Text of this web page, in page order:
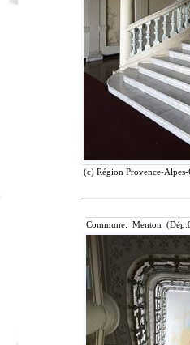
(c) Région Provence-
Commune: Menton